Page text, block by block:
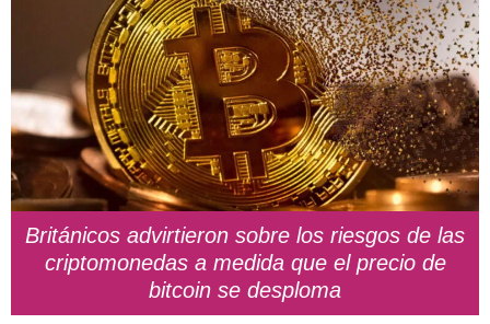
Británicos advirtieron sobre los riesgos de las
criptomonedas a medida que el precio de
bitcoin se desploma